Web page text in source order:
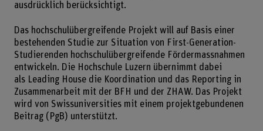
ausdrücklich berücksichtigt.
Das hochschulübergreifende Projekt will auf Basis einer
bestehenden Studie zur Situation von First-Generation-
Studierenden hochschulübergreifende Fördermassnahmen
entwickeln. Die Hochschule Luzern übernimmt dabei
als Leading House die Koordination und das Reporting in
Zusammenarbeit mit der BFH und der ZHAW. Das Projekt
wird von Swissuniversities mit einem projektgebundenen
Beitrag (PgB) unterstützt.